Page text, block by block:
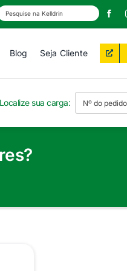
Blog Seja Cliente
sua carga: